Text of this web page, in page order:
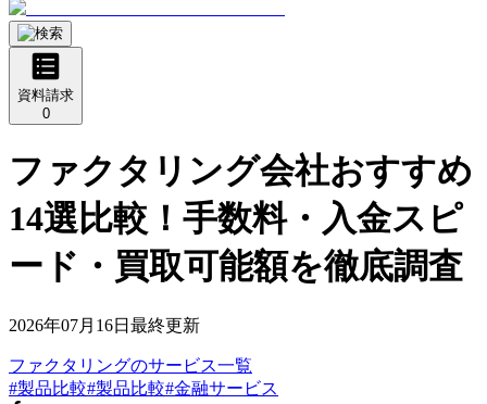
資料請求
0
ファクタリング会社おすすめ
14選比較！手数料・入金スピ
ード・買取可能額を徹底調査
2026年07月16日 最終更新
ファクタリングのサービス一覧
#製品比較#製品比較#金融サービス